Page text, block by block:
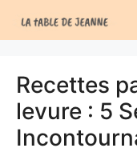
au
Recettes
levure : 5